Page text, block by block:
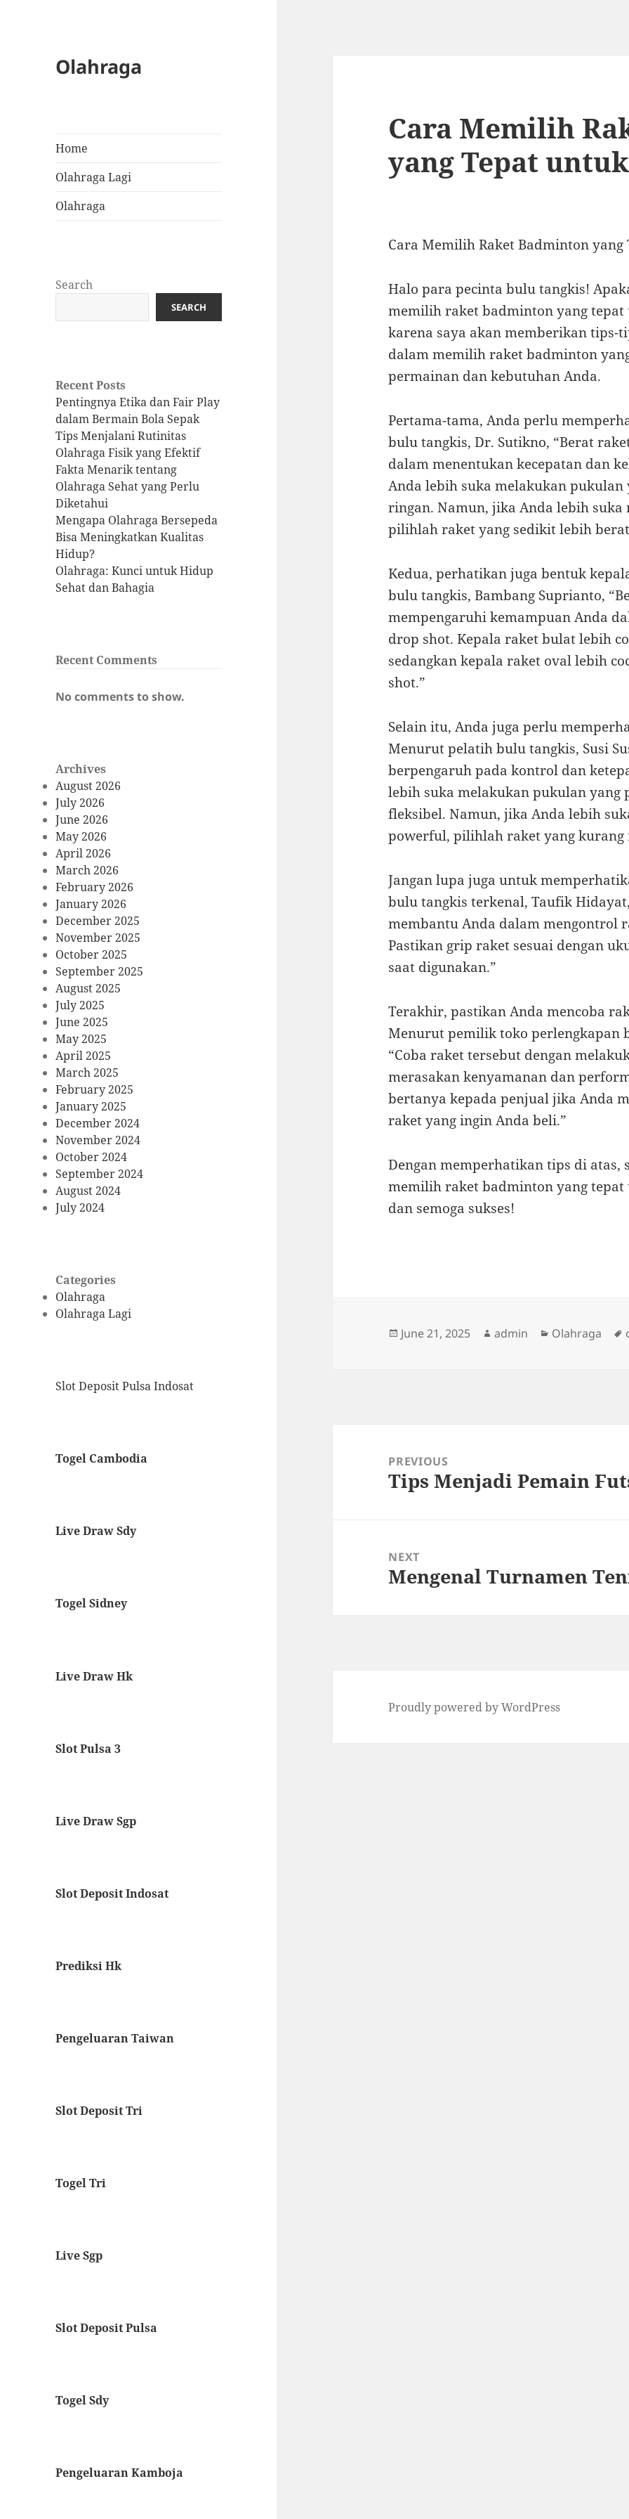
Olahraga
Home
Olahraga Lagi
Olahraga
Search
SEARCH
Recent Posts
Pentingnya Etika dan Fair Play
dalam Bermain Bola Sepak
Tips Menjalani Rutinitas
Olahraga Fisik yang Efektif
Fakta Menarik tentang
Olahraga Sehat yang Perlu
Diketahui
Mengapa Olahraga Bersepeda
Bisa Meningkatkan Kualitas
Hidup?
Olahraga: Kunci untuk Hidup
Sehat dan Bahagia
Recent Comments
No comments to show.
Archives
August 2026
July 2026
June 2026
May 2026
April 2026
March 2026
February 2026
January 2026
December 2025
November 2025
October 2025
September 2025
August 2025
July 2025
June 2025
May 2025
April 2025
March 2025
February 2025
January 2025
December 2024
November 2024
October 2024
September 2024
August 2024
July 2024
Categories
Olahraga
Olahraga Lagi
Slot Deposit Pulsa Indosat
Togel Cambodia
Live Draw Sdy
Togel Sidney
Live Draw Hk
Slot Pulsa 3
Live Draw Sgp
Slot Deposit Indosat
Prediksi Hk
Pengeluaran Taiwan
Slot Deposit Tri
Togel Tri
Live Sgp
Slot Deposit Pulsa
Togel Sdy
Pengeluaran Kamboja
Cara Memilih
yang Tepat
Cara Memilih Raket Badminton yang
Halo para pecinta bulu tangkis!
memilih raket badminton yang tepat
karena saya akan memberikan tips-
dalam memilih raket badminton
permainan dan kebutuhan Anda.
Pertama-tama, Anda perlu
bulu tangkis, Dr. Sutikno, “Berat
dalam menentukan kecepatan dan
Anda lebih suka melakukan
ringan. Namun, jika Anda lebih
pilihlah raket yang sedikit lebih
Kedua, perhatikan juga bentuk
bulu tangkis, Bambang Suprianto,
mempengaruhi kemampuan Anda
drop shot. Kepala raket bulat lebih
sedangkan kepala raket oval lebih
shot.”
Selain itu, Anda juga perlu
Menurut pelatih bulu tangkis, Susi
berpengaruh pada kontrol dan
lebih suka melakukan pukulan
fleksibel. Namun, jika Anda lebih
powerful, pilihlah raket yang kurang
Jangan lupa juga untuk
bulu tangkis terkenal, Taufik
membantu Anda dalam mengontrol
Pastikan grip raket sesuai dengan
saat digunakan.”
Terakhir, pastikan Anda mencoba
Menurut pemilik toko perlengkapan
“Coba raket tersebut dengan
merasakan kenyamanan dan
bertanya kepada penjual jika Anda
raket yang ingin Anda beli.”
Dengan memperhatikan tips di atas,
memilih raket badminton yang
dan semoga sukses!
Posted
June 21, 2025 Author
admin Categories
Olahraga
navigationPREVIOUS
Previous
Tips Menjadi Pemain
NEXT
Next
Mengenal Turnamen
Proudly powered by WordPress